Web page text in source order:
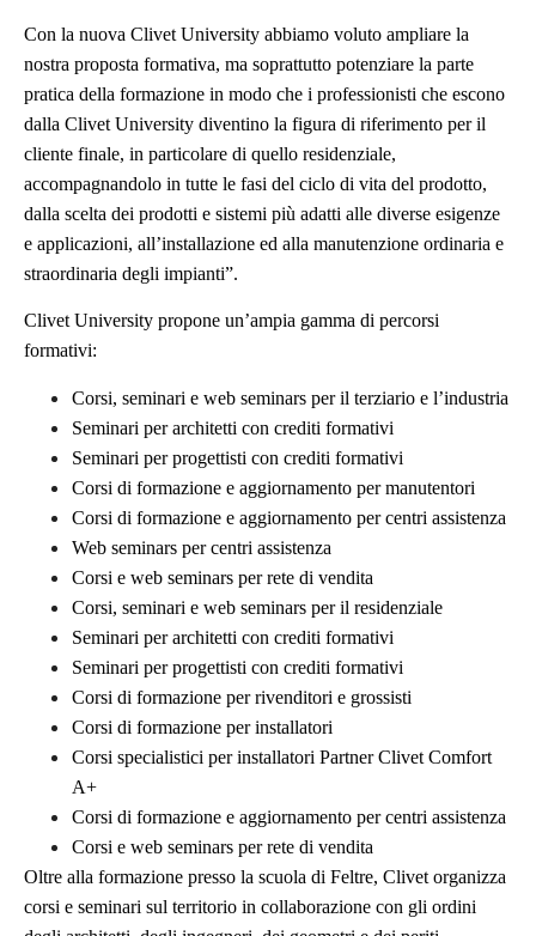
Con la nuova Clivet University abbiamo voluto ampliare la
nostra proposta formativa, ma soprattutto potenziare la parte
pratica della formazione in modo che i professionisti che escono
dalla Clivet University diventino la figura di riferimento per il
cliente finale, in particolare di quello residenziale,
accompagnandolo in tutte le fasi del ciclo di vita del prodotto,
dalla scelta dei prodotti e sistemi più adatti alle diverse esigenze
e applicazioni, all’installazione ed alla manutenzione ordinaria e
straordinaria degli impianti”.
Clivet University propone un’ampia gamma di percorsi
formativi:
Corsi, seminari e web seminars per il terziario e l’industria
Seminari per architetti con crediti formativi
Seminari per progettisti con crediti formativi
Corsi di formazione e aggiornamento per manutentori
Corsi di formazione e aggiornamento per centri assistenza
Web seminars per centri assistenza
Corsi e web seminars per rete di vendita
Corsi, seminari e web seminars per il residenziale
Seminari per architetti con crediti formativi
Seminari per progettisti con crediti formativi
Corsi di formazione per rivenditori e grossisti
Corsi di formazione per installatori
Corsi specialistici per installatori Partner Clivet Comfort
A+
Corsi di formazione e aggiornamento per centri assistenza
Corsi e web seminars per rete di vendita
Oltre alla formazione presso la scuola di Feltre, Clivet organizza
corsi e seminari sul territorio in collaborazione con gli ordini